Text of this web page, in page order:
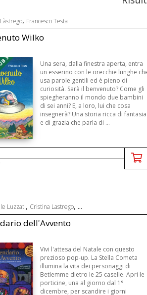
, Francesco Testa
Wilko
3
Una sera, dalla finestra aperta, entra
un esserino con le orecchie lunghe
usa parole gentili ed è pieno di
curiosità. Sarà il benvenuto? Come gli
spiegheranno il mondo due bambini
di sei anni? E, a loro, lui che cosa
insegnerà? Una storia ricca di fantasia
e di grazia che parla di ...
Luzzati, Cristina Lastrego, ...
dell'Avvento
Vivi l'attesa del Natale con questo
prezioso pop-up. La Stella Cometa
illumina la vita dei personaggi di
Betlemme dietro le 25 caselle. Apri le
porticine, una al giorno dal 1°
dicembre, per scandire i giorni